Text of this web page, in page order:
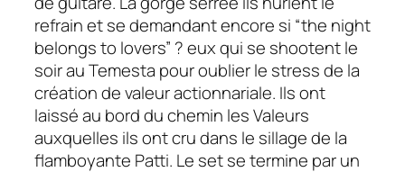
refrain et se demandant encore si “the night
belongs to lovers” ? eux qui se shootent le
soir au Temesta pour oublier le stress de la
création de valeur actionnariale. Ils ont
laissé au bord du chemin les Valeurs
auxquelles ils ont cru dans le sillage de la
flamboyante Patti. Le set se termine par un